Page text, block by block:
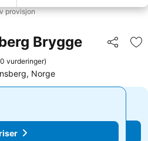
provisjon
Brygge Del
vurderinger)
Norge
priser